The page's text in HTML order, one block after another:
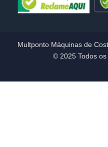
Multponto Máquinas de
© 2025 Todos os